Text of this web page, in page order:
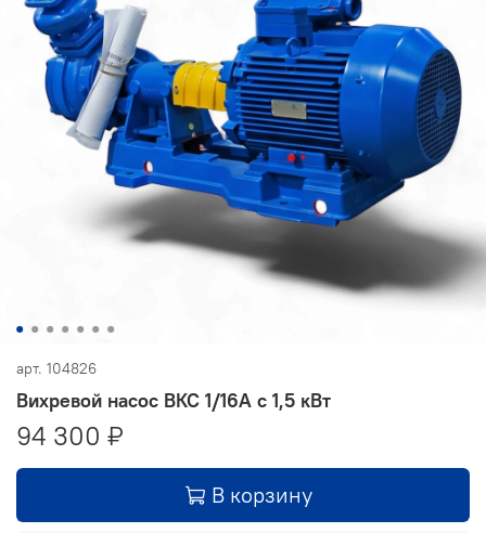
арт. 104826
Вихревой насос ВКС 1/16А с 1,5 кВт
94 300 ₽
В корзину